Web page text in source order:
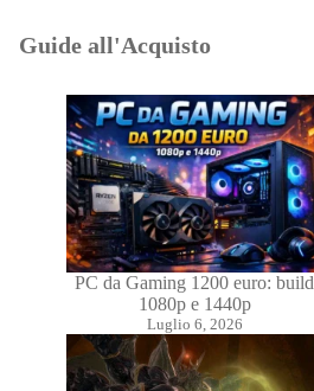
Guide all'Acquisto
PC da Gaming 1200 euro: build
1080p e 1440p
Luglio 6, 2026